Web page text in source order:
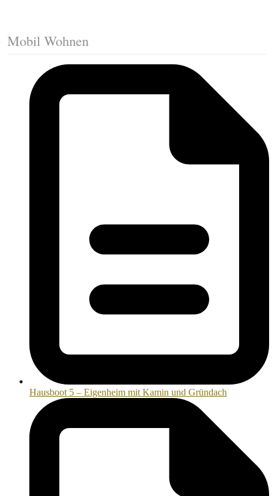
Mobil Wohnen
Hausboot 5 – Eigenheim mit Kamin und Gründach